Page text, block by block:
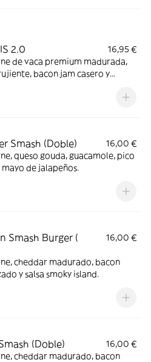
de más
2.0
16,95 €
de vaca premium madurada,
bacon jam casero y
Smash (Doble)
16,00 €
queso gouda, guacamole, pico
de jalapeños.
Smash Burger (
16,00 €
cheddar madurado, bacon
y salsa smoky island.
(Doble)
16,00 €
cheddar madurado, bacon